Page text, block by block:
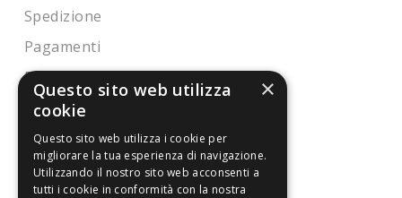
Spedizione
Pagamenti
Resi
4,7/5
Eccellente
×
Questo sito web utilizza
cookie
Questo sito web utilizza i cookie per
migliorare la tua esperienza di navigazione.
Utilizzando il nostro sito web acconsenti a
tutti i cookie in conformità con la nostra